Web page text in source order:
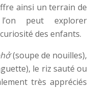
ainsi un terrain de
peut explorer
des enfants.
(soupe de nouilles),
le riz sauté ou
très appréciés